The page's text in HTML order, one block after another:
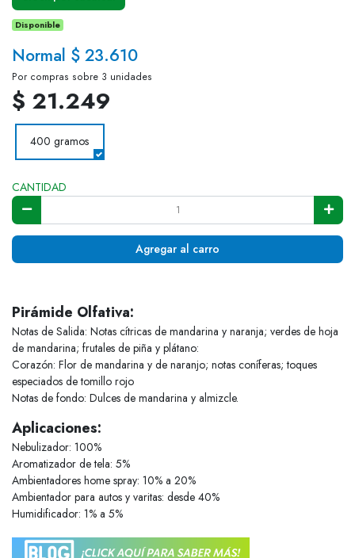
Disponible
Normal $ 23.610
Por compras sobre 3 unidades
$ 21.249
400 gramos
CANTIDAD
Agregar al carro
Pirámide Olfativa:
Notas de Salida: Notas cítricas de mandarina y naranja; verdes de hoja
de mandarina; frutales de piña y plátano:
Corazón: Flor de mandarina y de naranjo; notas coníferas; toques
especiados de tomillo rojo
Notas de fondo: Dulces de mandarina y almizcle.
Aplicaciones:
Nebulizador: 100%
Aromatizador de tela: 5%
Ambientadores home spray: 10% a 20%
Ambientador para autos y varitas: desde 40%
Humidificador: 1% a 5%